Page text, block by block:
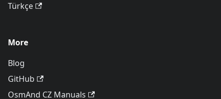
Türkçe
More
Blog
GitHub
OsmAnd CZ Manuals